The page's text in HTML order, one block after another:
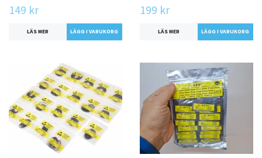
149 kr
LÄS MER
199 kr
LÄS MER